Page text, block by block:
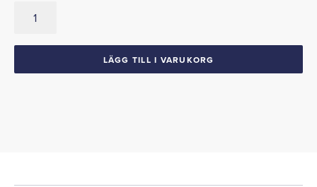
Dekal
LÄGG TILL I VARUKORG